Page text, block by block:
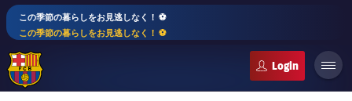
この季節の暮らしをお見逃しなく！ ⚽️
この季節の暮らしをお見逃しなく！ ⚽️